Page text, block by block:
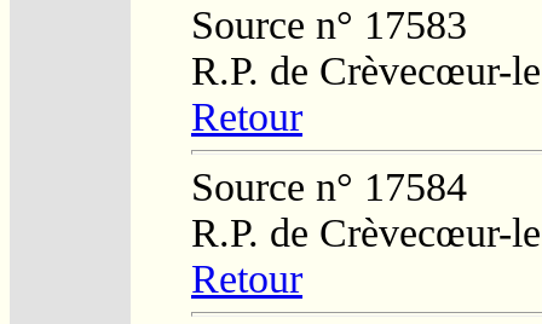
Source n° 17583
R.P. de Crèvecœur-
Retour
Source n° 17584
R.P. de Crèvecœur-
Retour